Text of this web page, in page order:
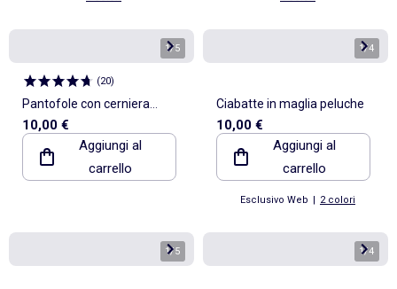
1/5
(20)
Pantofole con cerniera
'Angel' 'Stitch'
10,00 €
Aggiungi al
carrello
1/4
Ciabatte in maglia peluche
10,00 €
Aggiungi al
carrello
Esclusivo Web | 2 colori
1/5 1/4